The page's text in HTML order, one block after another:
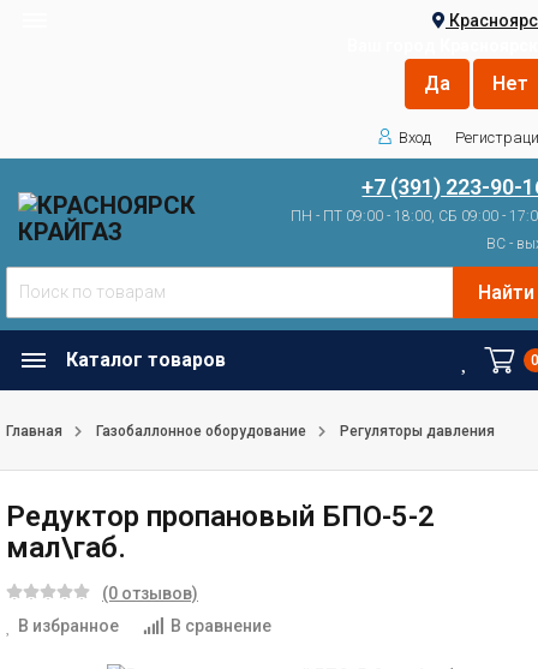
Вход
+7 (391) 223-90-
ПН - ПТ 09:00 - 18:00, СБ 09:00 -
ВС -
Найти
Каталог товаров
Главная Газобаллонное оборудование Регуляторы давления
Редуктор пропановый БПО-5-2
мал\габ.
(0 отзывов)
В избранное
В сравнение